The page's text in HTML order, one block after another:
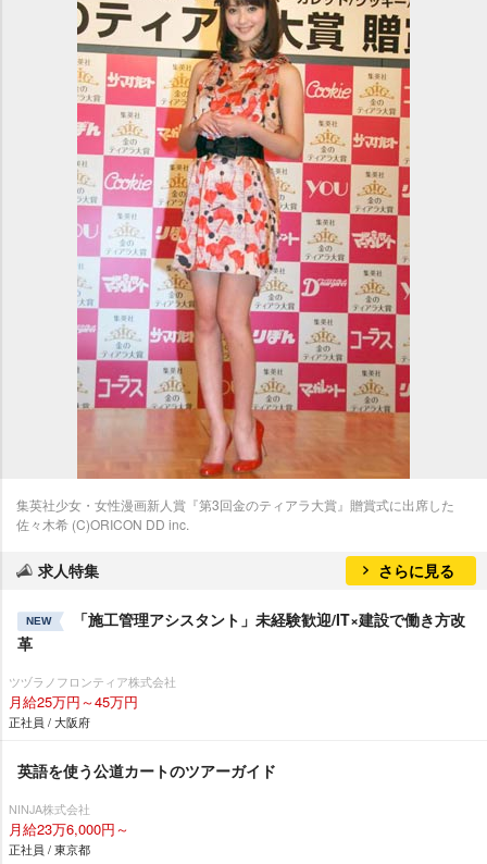
集英社少女・女性漫画新人賞『第3回金のティアラ大賞』贈賞式に出席した
佐々木希 (C)ORICON DD inc.
求人特集 さらに見る
NEW
「施工管理アシスタント」未経験歓迎/IT×建設で働き方改
革
ツヅラノフロンティア株式会社
月給25万円～45万円
正社員 / 大阪府
英語を使う公道カートのツアーガイド
NINJA株式会社
月給23万6,000円～
正社員 / 東京都